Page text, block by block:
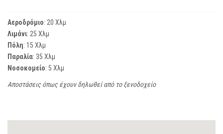
Αεροδρόμιο: 20 Χλμ
Λιμάνι: 25 Χλμ
Πόλη: 15 Χλμ
Παραλία: 35 Χλμ
Νοσοκομείο: 5 Χλμ
Αποστάσεις όπως έχουν δηλωθεί από το ξενοδοχείο